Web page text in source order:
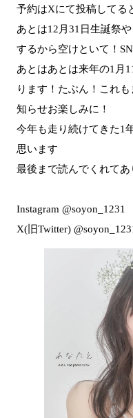
予約はXにて投稿してる
あとは12月31日生誕祭
するから空けといて！
あとはあとは来年の1月
ります！たぶん！これ
知らせお楽しみに！
今年も走り続けてきた1
思います
最後まで読んでくれて
Instagram @soyon_1231
X(旧Twitter)